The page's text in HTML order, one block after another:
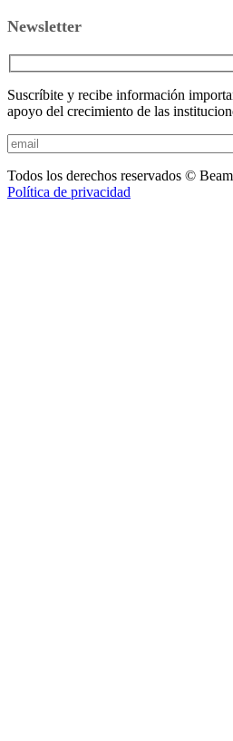
Newsletter
Suscríbite y recibe información
apoyo del crecimiento de las
Todos los derechos reservados ©
Política de privacidad